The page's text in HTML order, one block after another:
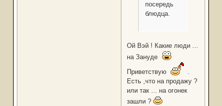
посередь
блюдца.
Ой Вэй ! Какие люди ...
на Зануде
Приветствую
Есть ,что на продажу ?
или так ... на огонек
зашли ?